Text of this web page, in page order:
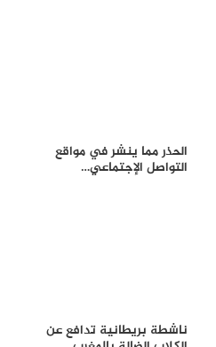
الحذر مما ينشر في مواقع
التواصل الإجتماعي…
ناشطة بريطانية تدافع عن